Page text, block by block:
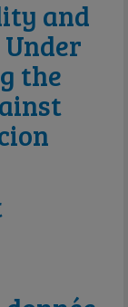
and
the